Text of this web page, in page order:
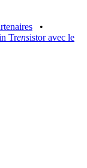
•
Trensistor avec le